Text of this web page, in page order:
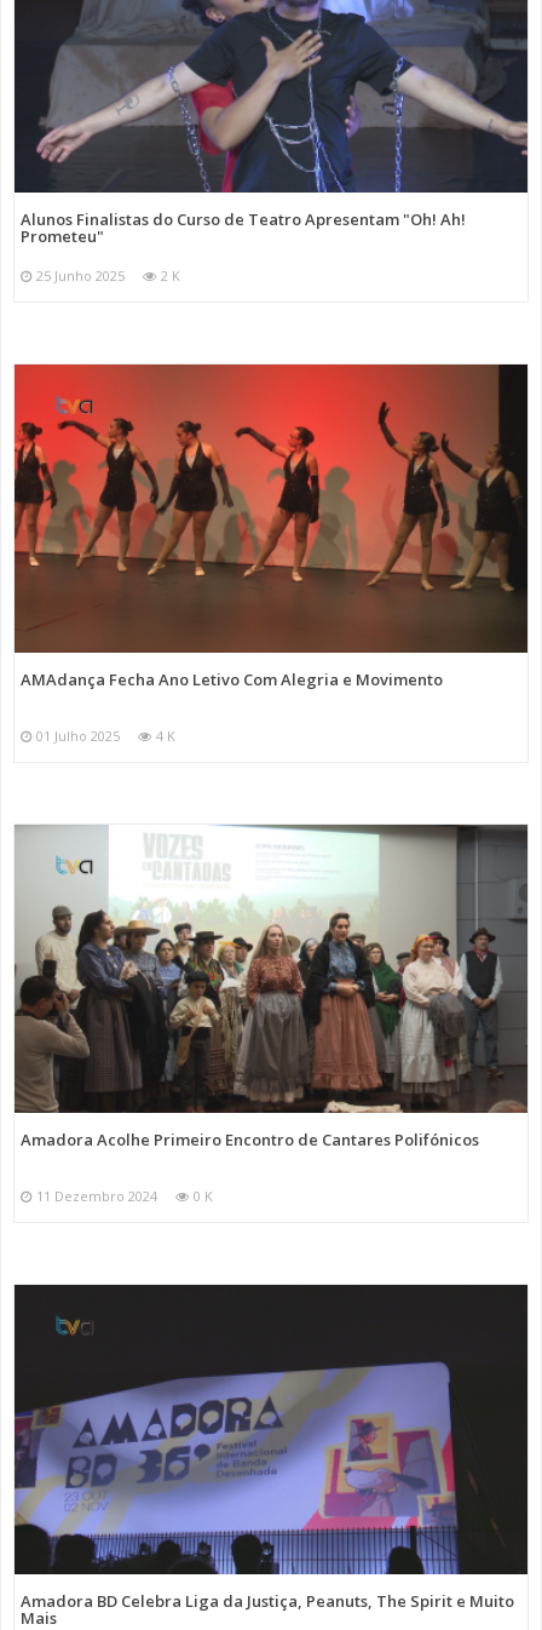
Alunos Finalistas do Curso de Teatro Apresentam "Oh! Ah!
Prometeu"
25 Junho 2025 2 K
AMAdança Fecha Ano Letivo Com Alegria e Movimento
01 Julho 2025 4 K
Amadora Acolhe Primeiro Encontro de Cantares Polifónicos
11 Dezembro 2024 0 K
Amadora BD Celebra Liga da Justiça, Peanuts, The Spirit e Muito
Mais